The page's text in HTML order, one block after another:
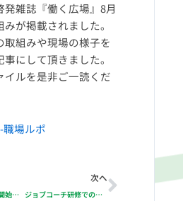
発雑誌『働く広場』8月
が掲載されました。
取組みや現場の様子を
にして頂きました。
イルを是非ご一読くだ
場ルポ
夏ギフトの受付を開始しました
次へ
ジョブコーチ研修での事例発表を行いました
Next